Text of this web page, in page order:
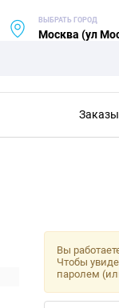
ВЫБРАТЬ ГОРОД
Москва (ул
Заказы
Вы
Чтобы
паролем